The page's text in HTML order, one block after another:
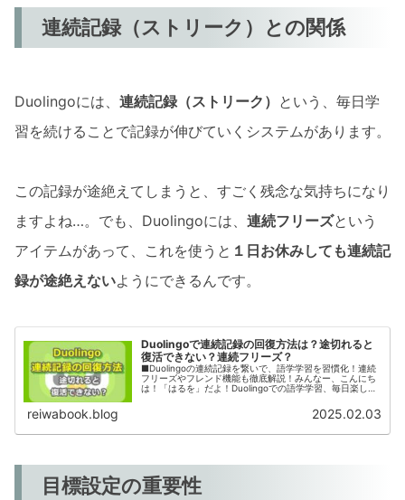
連続記録（ストリーク）との関係
Duolingoには、 連続記録（ストリーク） という、毎日学
習を続けることで記録が伸びていくシステムがあります。
この記録が途絶えてしまうと、すごく残念な気持ちになり
ますよね…。でも、Duolingoには、 連続フリーズという
アイテムがあって、これを使うと １日お休みしても連続記
録が途絶えないようにできるんです。
Duolingoで連続記録の回復方法は？途切れると
復活できない？連続フリーズ？
■Duolingoの連続記録を繋いで、語学学習を習慣化！連続
フリーズやフレンド機能も徹底解説！みんなー、こんにち
は！「はるを」だよ！Duolingoでの語学学習、毎日楽しん
reiwabook.blog 2025.02.03
目標設定の重要性